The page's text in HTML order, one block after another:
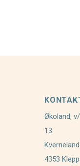
Økoland,
13
4353